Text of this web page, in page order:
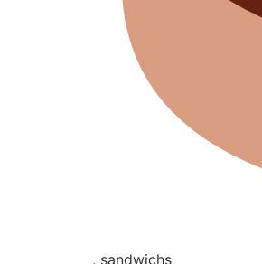
, sandwichs